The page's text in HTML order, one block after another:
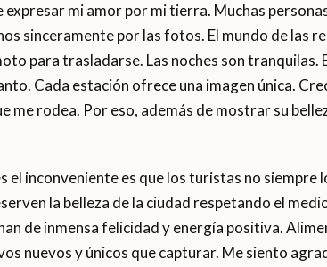
mi amor por mi tierra. Muchas
sinceramente por las fotos. El mundo de las
para trasladarse. Las noches son tranquilas.
Cada estación ofrece una imagen única.
me rodea. Por eso, además de mostrar su
inconveniente es que los turistas no
la belleza de la ciudad respetando el
de inmensa felicidad y energía positiva.
nuevos y únicos que capturar. Me siento